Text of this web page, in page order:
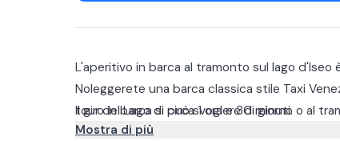
L'aperitivo in barca al tramonto sul lago d'Iseo
Noleggerete una barca classica stile Taxi
tour del Lago di circa 1 ora e 30 minuti.
Il giro in barca si può svoglere di giorno o al
Lago al calar del sole. Durante il tour sarà
Mostra di più